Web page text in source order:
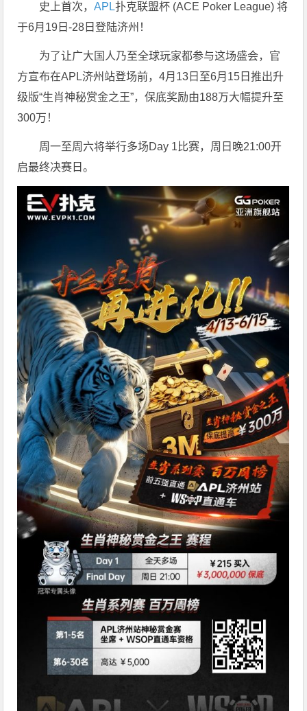
史上首次，APL扑克联盟杯 (ACE Poker League) 将
于6月19日-28日登陆济州！
为了让广大国人乃至全球玩家都参与这场盛会，官
方宣布在APL济州站登场前，4月13日至6月15日推出升
级版“生肖神秘赏金之王”，保底奖励由188万大幅提升至
300万！
周一至周六将举行多场Day 1比赛，周日晚21:00开
启最终决赛日。